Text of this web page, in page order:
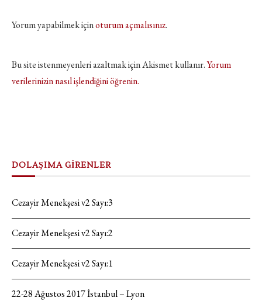
Yorum yapabilmek içinoturum açmalısınız.
Bu site istenmeyenleri azaltmak için Akismet kullanır.Yorum
verilerinizin nasıl işlendiğini öğrenin.
DOLAŞIMA GİRENLER
Cezayir Menekşesi v2 Sayı:3
Cezayir Menekşesi v2 Sayı:2
Cezayir Menekşesi v2 Sayı:1
22-28 Ağustos 2017 İstanbul – Lyon